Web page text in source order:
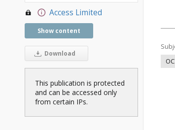
Access Limited
Show content
Download
This publication is protected
and can be accessed only
from certain IPs.